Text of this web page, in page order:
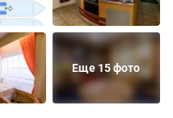
Еще 15 фото